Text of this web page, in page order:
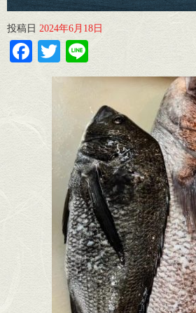
投稿日 2024年6月18日
Facebook
Twitter